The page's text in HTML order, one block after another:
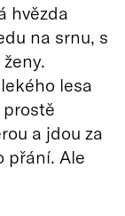
hvězda
na srnu, s
lesa
a jdou za
přání. Ale